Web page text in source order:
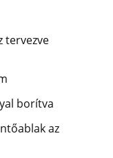
tervezve
borítva
az